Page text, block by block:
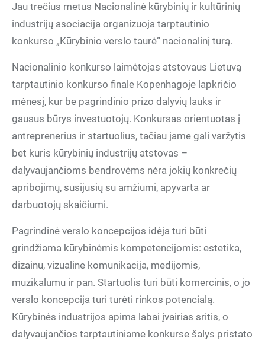
Jau trečius metus Nacionalinė kūrybinių ir kultūrinių
industrijų asociacija organizuoja tarptautinio
konkurso „Kūrybinio verslo taurė” nacionalinį turą.
Nacionalinio konkurso laimėtojas atstovaus Lietuvą
tarptautinio konkurso finale Kopenhagoje lapkričio
mėnesį, kur be pagrindinio prizo dalyvių lauks ir
gausus būrys investuotojų. Konkursas orientuotas į
antreprenerius ir startuolius, tačiau jame gali varžytis
bet kuris kūrybinių industrijų atstovas –
dalyvaujančioms bendrovėms nėra jokių konkrečių
apribojimų, susijusių su amžiumi, apyvarta ar
darbuotojų skaičiumi.
Pagrindinė verslo koncepcijos idėja turi būti
grindžiama kūrybinėmis kompetencijomis: estetika,
dizainu, vizualine komunikacija, medijomis,
muzikalumu ir pan. Startuolis turi būti komercinis, o jo
verslo koncepcija turi turėti rinkos potencialą.
Kūrybinės industrijos apima labai įvairias sritis, o
dalyvaujančios tarptautiniame konkurse šalys pristato